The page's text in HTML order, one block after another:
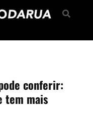
conferir:
tem mais